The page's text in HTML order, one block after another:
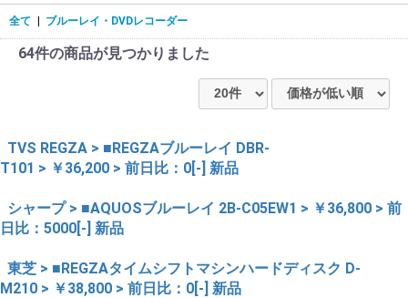
全て ブルーレイ・DVDレコーダー
64件の商品が見つかりました
TVS REGZA > ■REGZAブルーレイ DBR-
T101 > ￥36,200 > 前日比：0[-] 新品
シャープ > ■AQUOSブルーレイ 2B-C05EW1 > ￥36,800 > 前
日比：5000[-] 新品
東芝 > ■REGZAタイムシフトマシンハードディスク D-
M210 > ￥38,800 > 前日比：0[-] 新品